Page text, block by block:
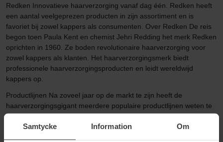
Samtycke Information Om
Redken Innovatieve haarverzorging vanaf dag één. Redken heeft
een aantal veelgeprezen producten in zijn assortiment en is
favoriet bij zowel kappers als consumenten. Over Redken De reis
begon toen Paula Kent en chemist Jehri Redding het merk Redken
oprichten in 1960. Ze boden revolutionaire haarverzorging voor
zowel kappers als klanten. Het haarverzorgingsmerk biedt
professionele haarverzorgingsproducten en leidt wereldwijd
kappers op.
Productlijnen Na zoveel jaar op de markt te zijn heeft de
haarverzorgingsgigant meerdere populaire productlijnen weten te
produceren. We noemen er een paar hieronder. All Soft - Als je
Redken zegt dan heb je het ook meteen over hun grote favoriet All